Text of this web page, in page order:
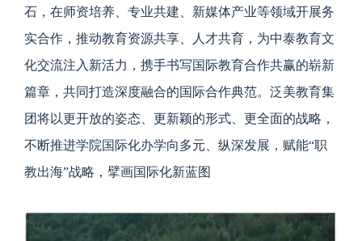
石，在师资培养、专业共建、新媒体产业等领域开展务
实合作，推动教育资源共享、人才共育，为中泰教育文
化交流注入新活力，携手书写国际教育合作共赢的崭新
篇章，共同打造深度融合的国际合作典范。泛美教育集
团将以更开放的姿态、更新颖的形式、更全面的战略，
不断推进学院国际化办学向多元、纵深发展，赋能“职
教出海”战略，擘画国际化新蓝图